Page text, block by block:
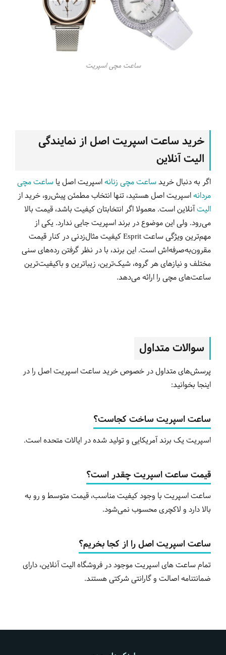
ساعت مچی اسپریت
خرید ساعت اسپریت اصل از نمایندگی
الیت آنلاین
اگر به دنبال خریدساعت مچی زنانهاسپریت اصل یا ساعت مچی
مردانهاسپریت اصل هستید، تنها انتخاب مطمئن پیش‌رو، خرید از
الیتآنلاین است. معمولا اگر انتخابتان کیفیت باشد، قیمت بالا
می‌رود. ولی این موضوع در برند اسپریت جایی ندارد. یکی از
مهم‌ترین ویژگی ساعت Esprit کیفیت مثال‌زدنی در کنار قیمت
مقرون‌به‌صرفه‌اش است. این برند، با در نظر گرفتن رده‌های سنی
مختلف و نیازهای هر گروه، شیک‌ترین، زیباترین و باکیفیت‌ترین
ساعت‌های مچی را ارائه می‌دهد.
سوالات متداول
پرسش‌های متداول در خصوص خرید ساعت اسپریت اصل را در
اینجا بخوانید:
ساعت اسپریت ساخت کجاست؟
اسپریت یک برند آمریکایی و تولید شده در ایالات متحده است.
قیمت ساعت اسپریت چقدر است؟
ساعت اسپریت با وجود کیفیت مناسب، قیمت متوسط و رو به
بالا دارد و لاکچری محسوب نمی‌شود.
ساعت اسپریت اصل را از کجا بخریم؟
تمام ساعت های اسپریت موجود در فروشگاه الیت آنلاین، دارای
ضمانتنامه اصالت و گارانتی شرکتی هستند.